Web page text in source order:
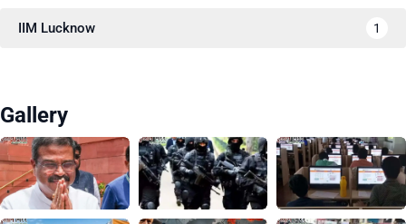
IIM Lucknow 1
Gallery